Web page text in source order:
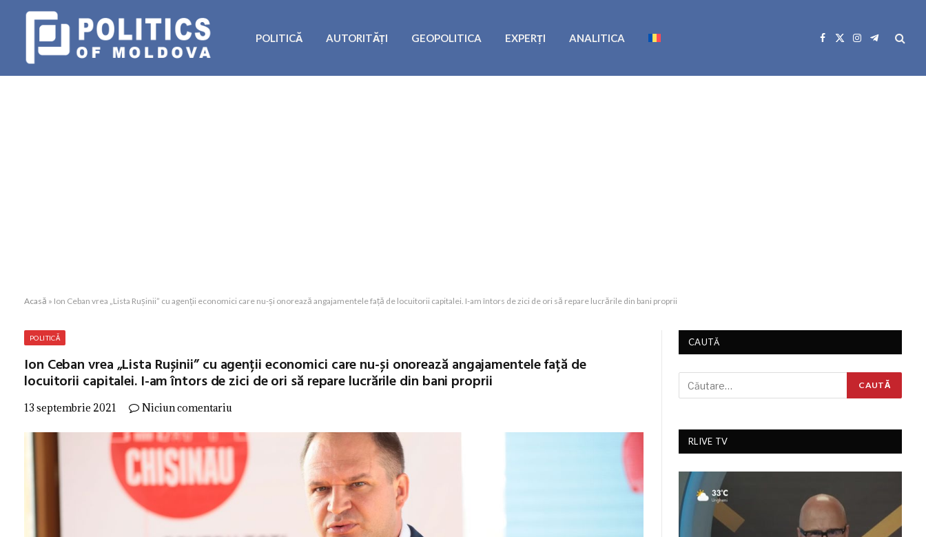
POLITICĂ AUTORITĂȚI GEOPOLITICA EXPERȚI ANALITICA Facebook
X
Instagram
Telegram
Acasă » Ion Ceban vrea „Lista Rușinii” cu agenții economici care nu-și onorează angajamentele față de locuitorii capitalei. I-am întors de zici de ori să repare lucrările din bani proprii
POLITICĂ
Ion Ceban vrea „Lista Rușinii” cu agenții economici care nu-și onorează angajamentele față de
locuitorii capitalei. I-am întors de zici de ori să repare lucrările din bani proprii
13 septembrie 2021 Niciun comentariu
CAUTĂ
RLIVE TV